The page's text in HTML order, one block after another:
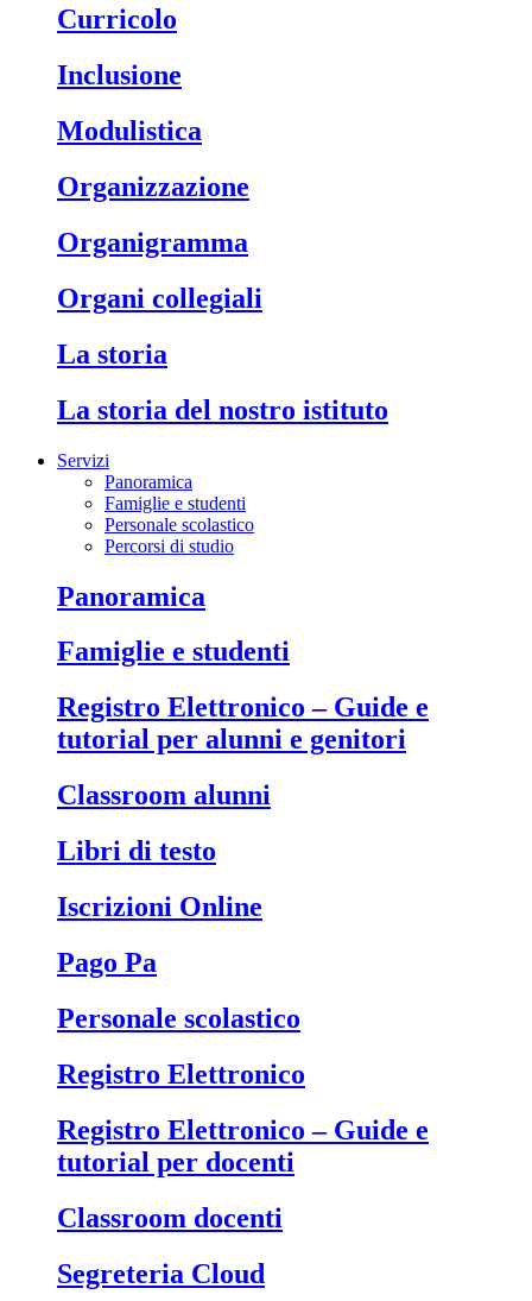
Curricolo
Inclusione
Modulistica
Organizzazione
Organigramma
Organi collegiali
La storia
La storia del nostro istituto
Servizi
Panoramica
Famiglie e studenti
Personale scolastico
Percorsi di studio
Panoramica
Famiglie e studenti
Registro Elettronico – Guide e
tutorial per alunni e genitori
Classroom alunni
Libri di testo
Iscrizioni Online
Pago Pa
Personale scolastico
Registro Elettronico
Registro Elettronico – Guide e
tutorial per docenti
Classroom docenti
Segreteria Cloud